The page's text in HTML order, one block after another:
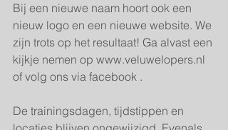
Bij een nieuwe naam hoort ook een
nieuw logo en een nieuwe website. We
zijn trots op het resultaat! Ga alvast een
kijkje nemen op www.veluwelopers.nl
of volg ons via facebook .
De trainingsdagen, tijdstippen en